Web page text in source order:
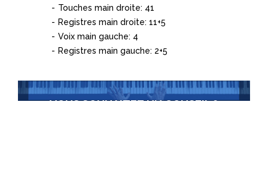
Touches main droite: 41
Registres main droite: 11+5
Voix main gauche: 4
Registres main gauche: 2+5
VOUS SOUHAITEZ UN CONSEIL ?